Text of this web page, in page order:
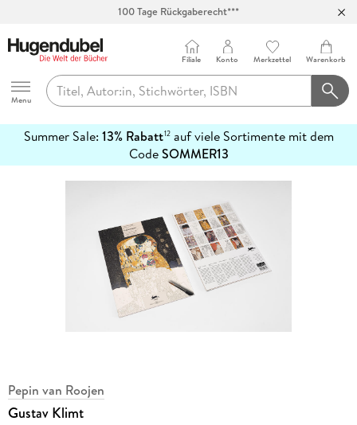
100 Tage Rückgaberecht***
Hugendubel
Menu
Filiale Konto Merkzettel Warenkorb
Summer Sale: 13% Rabatt12auf viele Sortimente mit dem
CodeSOMMER13
erfahren
Pepin van Roojen
Gustav Klimt